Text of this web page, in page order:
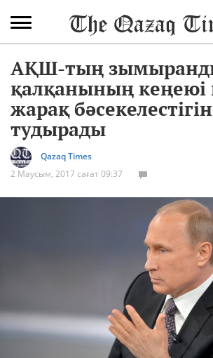
АҚШ-тың
қалқанының кеңеюі
жарақ бәсекелестігін
тудырады
Qazaq Times
2 Маусым, 2017 сағат 09:37